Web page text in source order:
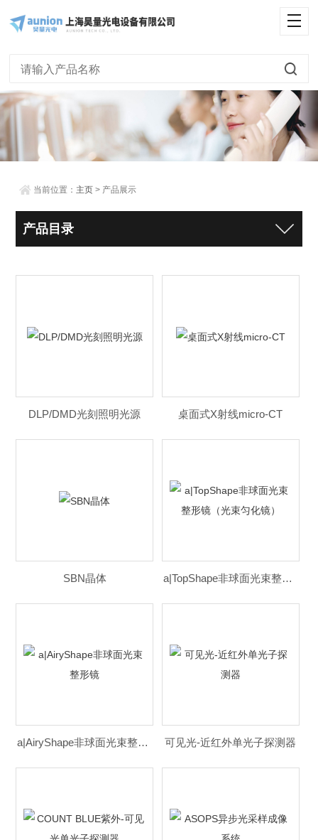
当前位置： 主页 > 产品展示
产品目录
DLP/DMD光刻照明光源 桌面式X射线micro-CT
SBN晶体 a|TopShape非球面光束整形镜（光束匀化镜）
a|AiryShape非球面光束整形镜 可见光-近红外单光子探测器